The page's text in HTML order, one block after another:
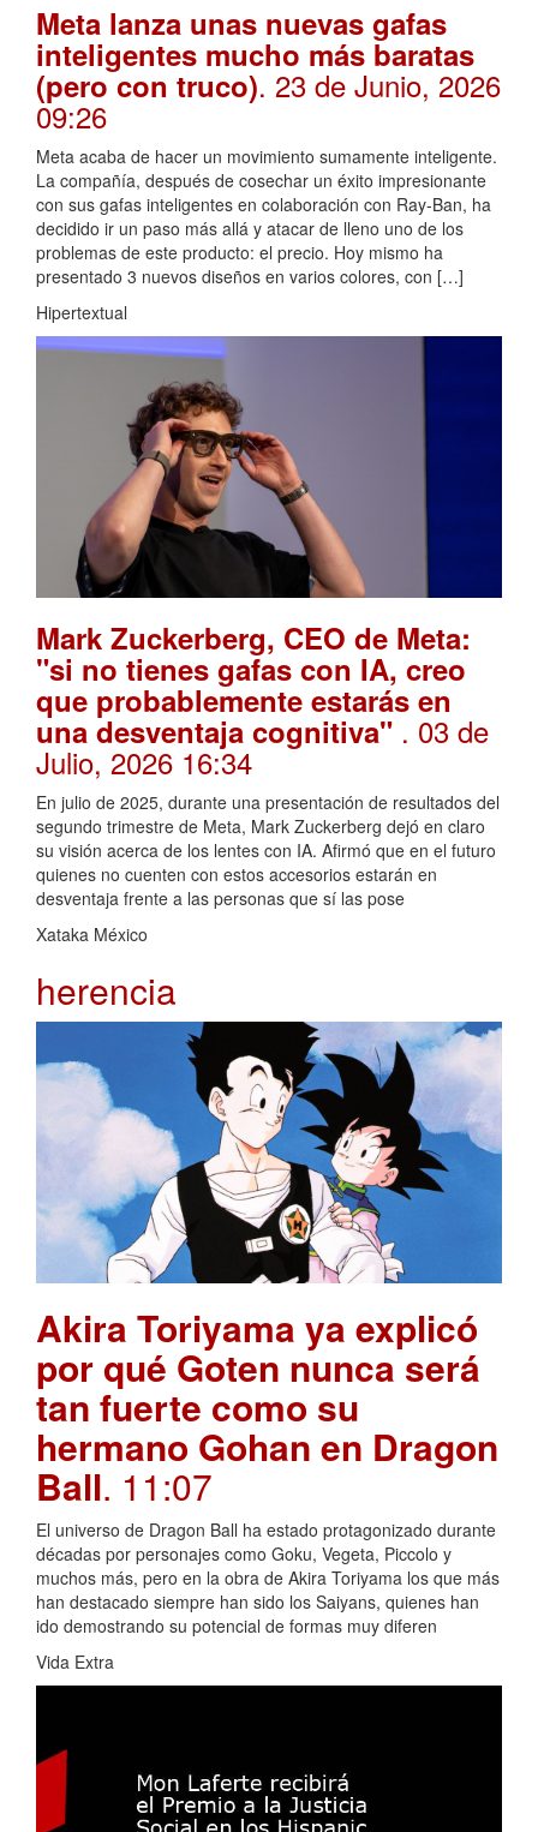
Meta lanza unas nuevas gafas
inteligentes mucho más baratas
(pero con truco). 23 de Junio, 2026
09:26
Meta acaba de hacer un movimiento sumamente inteligente.
La compañía, después de cosechar un éxito impresionante
con sus gafas inteligentes en colaboración con Ray-Ban, ha
decidido ir un paso más allá y atacar de lleno uno de los
problemas de este producto: el precio. Hoy mismo ha
presentado 3 nuevos diseños en varios colores, con […]
Hipertextual
Mark Zuckerberg, CEO de Meta:
"si no tienes gafas con IA, creo
que probablemente estarás en
una desventaja cognitiva" . 03 de
Julio, 2026 16:34
En julio de 2025, durante una presentación de resultados del
segundo trimestre de Meta, Mark Zuckerberg dejó en claro
su visión acerca de los lentes con IA. Afirmó que en el futuro
quienes no cuenten con estos accesorios estarán en
desventaja frente a las personas que sí las pose
Xataka México
herencia
Akira Toriyama ya explicó
por qué Goten nunca será
tan fuerte como su
hermano Gohan en Dragon
Ball. 11:07
El universo de Dragon Ball ha estado protagonizado durante
décadas por personajes como Goku, Vegeta, Piccolo y
muchos más, pero en la obra de Akira Toriyama los que más
han destacado siempre han sido los Saiyans, quienes han
ido demostrando su potencial de formas muy diferen
Vida Extra